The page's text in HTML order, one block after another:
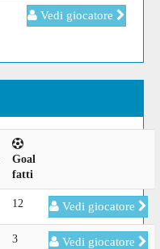
Vedi giocatore
Goal
fatti
12 Vedi giocatore
3 Vedi giocatore